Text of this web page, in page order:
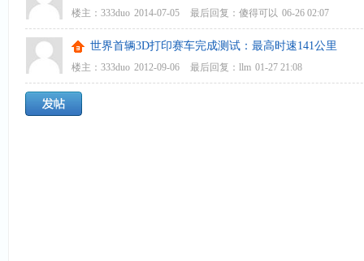
楼主： 333duo 2014-07-05 最后回复： 傻得可以 06-26 02:07
世界首辆3D打印赛车完成测试：最高时速141公里
楼主： 333duo 2012-09-06 最后回复： llm 01-27 21:08